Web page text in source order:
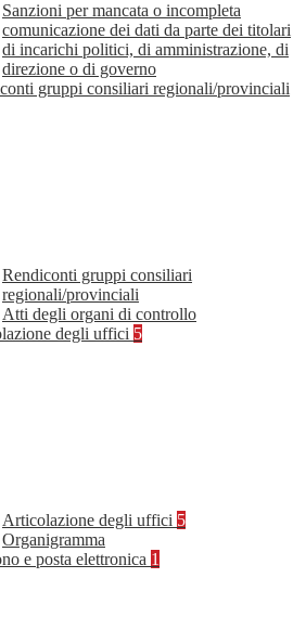
Sanzioni per mancata o incompleta
comunicazione dei dati da parte dei titolari
di incarichi politici, di amministrazione, di
direzione o di governo
gruppi consiliari regionali/provinciali
Rendiconti gruppi consiliari
regionali/provinciali
Atti degli organi di controllo
degli uffici 5
Articolazione degli uffici 5
Organigramma
e posta elettronica 1